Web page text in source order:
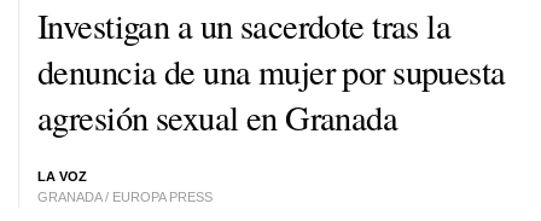
Investigan a un sacerdote tras la
denuncia de una mujer por supuesta
agresión sexual en Granada
LA VOZ
GRANADA / EUROPA PRESS